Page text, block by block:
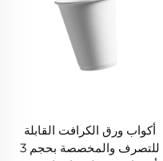
أكواب ورق الكرافت القابلة
للتصرف والمخصصة بحجم 3